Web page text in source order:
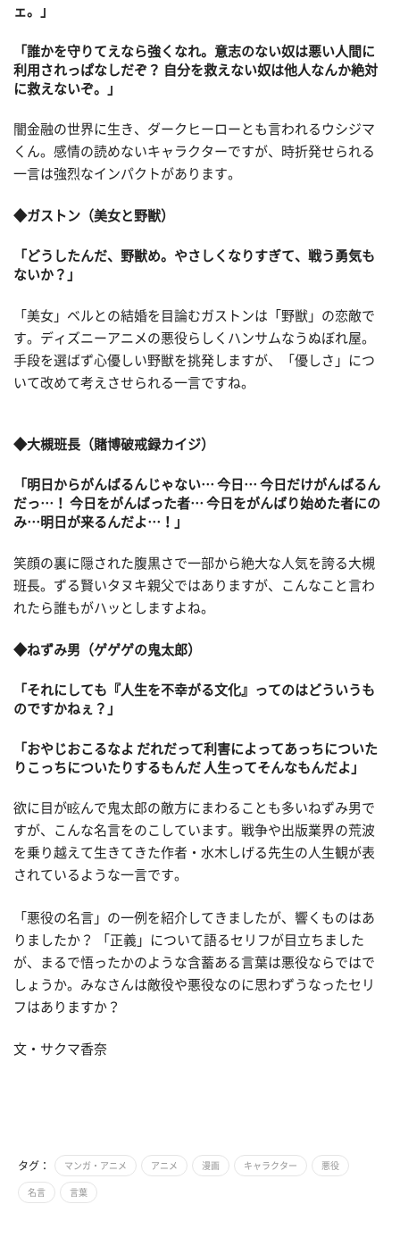
ェ。」
「誰かを守りてえなら強くなれ。意志のない奴は悪い人間に
利用されっぱなしだぞ？ 自分を救えない奴は他人なんか絶対
に救えないぞ。」
闇金融の世界に生き、ダークヒーローとも言われるウシジマ
くん。感情の読めないキャラクターですが、時折発せられる
一言は強烈なインパクトがあります。
◆ガストン（美女と野獣）
「どうしたんだ、野獣め。やさしくなりすぎて、戦う勇気も
ないか？」
「美女」ベルとの結婚を目論むガストンは「野獣」の恋敵で
す。ディズニーアニメの悪役らしくハンサムなうぬぼれ屋。
手段を選ばず心優しい野獣を挑発しますが、「優しさ」につ
いて改めて考えさせられる一言ですね。
◆大槻班長（賭博破戒録カイジ）
「明日からがんばるんじゃない… 今日… 今日だけがんばるん
だっ…！ 今日をがんばった者… 今日をがんばり始めた者にの
み…明日が来るんだよ…！」
笑顔の裏に隠された腹黒さで一部から絶大な人気を誇る大槻
班長。ずる賢いタヌキ親父ではありますが、こんなこと言わ
れたら誰もがハッとしますよね。
◆ねずみ男（ゲゲゲの鬼太郎）
「それにしても『人生を不幸がる文化』ってのはどういうも
のですかねぇ？」
「おやじおこるなよ だれだって利害によってあっちについた
りこっちについたりするもんだ 人生ってそんなもんだよ」
欲に目が眩んで鬼太郎の敵方にまわることも多いねずみ男で
すが、こんな名言をのこしています。戦争や出版業界の荒波
を乗り越えて生きてきた作者・水木しげる先生の人生観が表
されているような一言です。
「悪役の名言」の一例を紹介してきましたが、響くものはあ
りましたか？ 「正義」について語るセリフが目立ちました
が、まるで悟ったかのような含蓄ある言葉は悪役ならではで
しょうか。みなさんは敵役や悪役なのに思わずうなったセリ
フはありますか？
文・サクマ香奈
タグ： マンガ・アニメ アニメ 漫画 キャラクター 悪役
名言 言葉